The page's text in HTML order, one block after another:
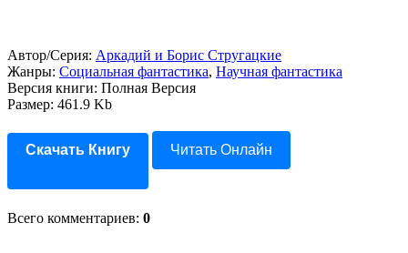
Автор/Серия: Аркадий и Борис Стругацкие
Жанры: Социальная фантастика, Научная фантастика
Версия книги: Полная Версия
Размер: 461.9 Kb
Скачать Книгу Читать Онлайн
Всего комментариев: 0